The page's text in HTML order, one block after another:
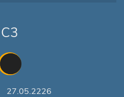
C3
27.05.2226